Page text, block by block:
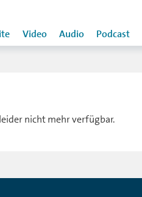
Video Audio Podcast
nicht mehr verfügbar.